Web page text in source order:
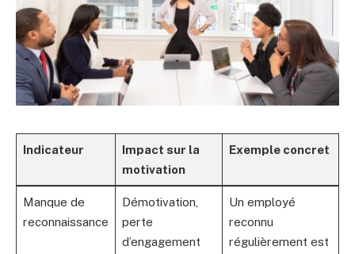
Indicateur
Impact sur la
motivation
Exemple concret
Manque de
reconnaissance
Démotivation,
perte
d’engagement
Un employé
reconnu
régulièrement est